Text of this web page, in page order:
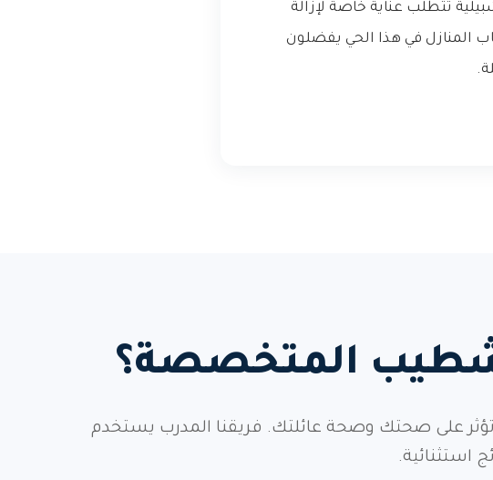
تتطلب عناية خاصة لإزالة
المنازل في هذا الحي يفضلون
المتخصصة؟
على صحتك وصحة عائلتك. فريقنا المدرب يستخدم
استثنائية.